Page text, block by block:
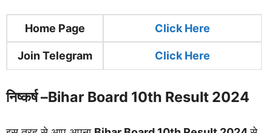
Home Page Click Here
Join Telegram Click Here
निष्कर्ष –Bihar Board 10th Result 2024